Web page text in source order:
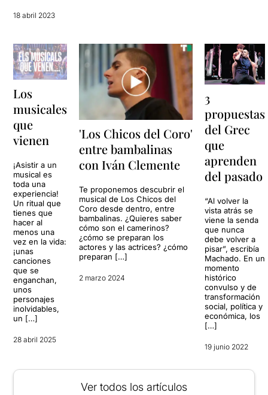
18 abril 2023
Los
musicales
que
vienen
¡Asistir a un
musical es
toda una
experiencia!
Un ritual que
tienes que
hacer al
menos una
vez en la vida:
¡unas
canciones
que se
enganchan,
unos
personajes
inolvidables,
un […]
28 abril 2025
'Los Chicos del Coro'
entre bambalinas
con Iván Clemente
Te proponemos descubrir el
musical de Los Chicos del
Coro desde dentro, entre
bambalinas. ¿Quieres saber
cómo son el camerinos?
¿cómo se preparan los
actores y las actrices? ¿cómo
preparan […]
2 marzo 2024
3
propuestas
del Grec
que
aprenden
del pasado
“Al volver la
vista atrás se
viene la senda
que nunca
debe volver a
pisar”, escribía
Machado. En un
momento
histórico
convulso y de
transformación
social, política y
económica, los
[…]
19 junio 2022
Ver todos los artículos